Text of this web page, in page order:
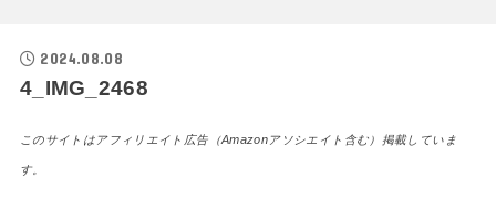
2024.08.08
4_IMG_2468
このサイトはアフィリエイト広告（Amazonアソシエイト含む）掲載していま
す。